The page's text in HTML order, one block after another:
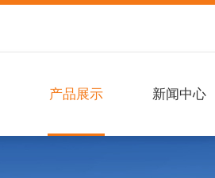
产品展示 新闻中心